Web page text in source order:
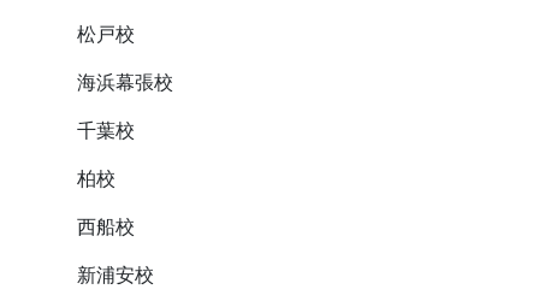
松戸校
海浜幕張校
千葉校
柏校
西船校
新浦安校